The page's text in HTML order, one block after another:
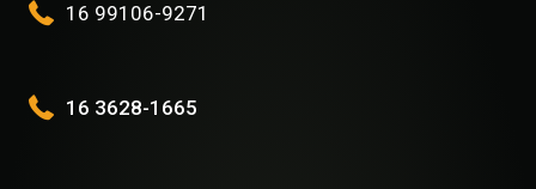
16 99106-9271
16 3628-1665